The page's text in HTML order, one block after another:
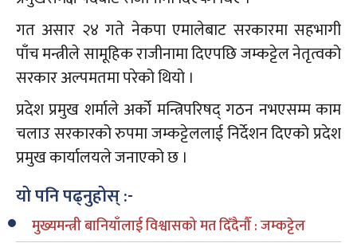
गत असार २४ गते नेकपा एमालेबाट सरकारमा सहभागी
पाँच मन्त्रीले सामूहिक राजीनामा दिएपछि जम्कट्टेल नेतृत्वको
सरकार अल्पमतमा परेको थियो ।
प्रदेश प्रमुख शर्माले अर्को मन्त्रिपरिषद् गठन नभएसम्म काम
चलाउ सरकारको रुपमा जम्कट्टेललाई निर्देशन दिएको प्रदेश
प्रमुख कार्यालयले जनाएको छ ।
यो पनि पढ्नुहोस् :-
मुख्यमन्त्री बानियाँलाई विश्वासको मत दिँदैनौँ : जम्कट्टेल